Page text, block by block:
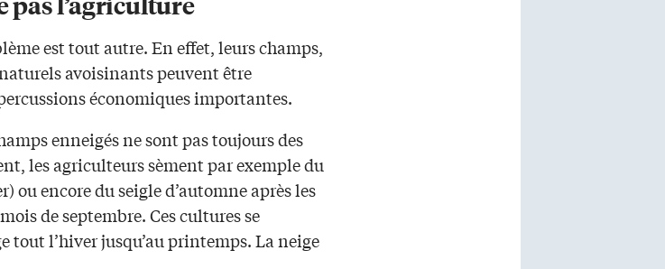
est tout autre. En effet, leurs champs,
avoisinants peuvent être
économiques importantes.
enneigés ne sont pas toujours des
les agriculteurs sèment par exemple du
ou encore du seigle d’automne après les
de septembre. Ces cultures se
tout l’hiver jusqu’au printemps. La neige